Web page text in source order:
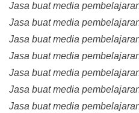
Jasa buat media
Jasa buat media
Jasa buat media
Jasa buat media
Jasa buat media
Jasa buat media
Jasa buat media